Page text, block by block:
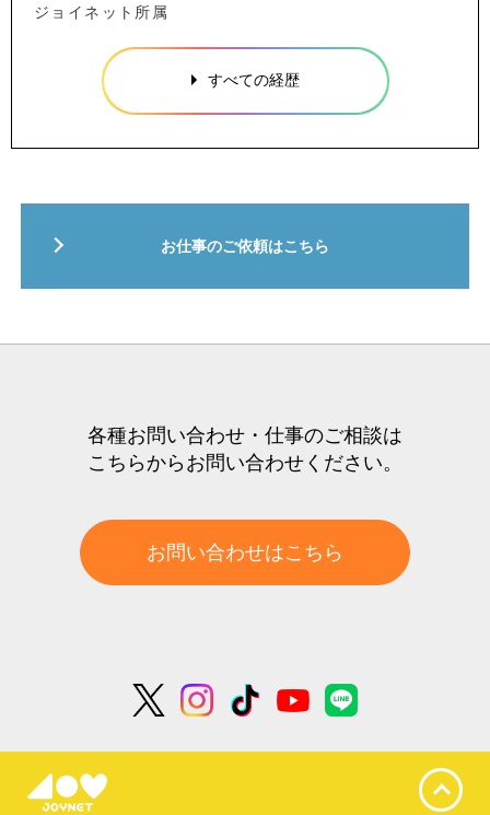
ジョイネット所属
すべての経歴
お仕事のご依頼はこちら
各種お問い合わせ・仕事のご相談は
こちらからお問い合わせください。
お問い合わせはこちら